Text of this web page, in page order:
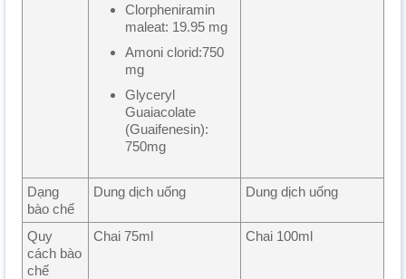
Clorpheniramin
maleat: 19.95 mg
Amoni clorid:750
mg
Glyceryl
Guaiacolate
(Guaifenesin):
750mg
Dạng
bào chế
Dung dịch uống Dung dịch uống
Quy
cách bào
chế
Chai 75ml Chai 100ml